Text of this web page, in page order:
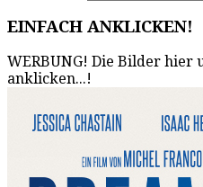
EINFACH ANKLICKEN!
WERBUNG! Die Bilder hier
anklicken...!